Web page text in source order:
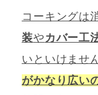
コーキングは
装や カバー工
いといけませ
がかなり広い